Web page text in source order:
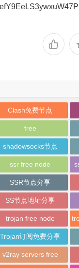
Clash免费节点
free
shadowsocks节点
ssr free node
SSR节点分享
SS节点地址分享
trojan free node
Trojan订阅免费分享
v2ray servers free